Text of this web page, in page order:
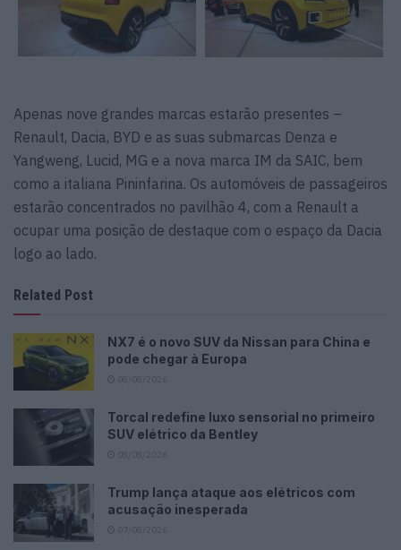
Apenas nove grandes marcas estarão presentes –
Renault, Dacia, BYD e as suas submarcas Denza e
Yangweng, Lucid, MG e a nova marca IM da SAIC, bem
como a italiana Pininfarina. Os automóveis de passageiros
estarão concentrados no pavilhão 4, com a Renault a
ocupar uma posição de destaque com o espaço da Dacia
logo ao lado.
Related Post
NX7 é o novo SUV da Nissan para China e
pode chegar à Europa
Torcal redefine luxo sensorial no primeiro
SUV elétrico da Bentley
Trump lança ataque aos elétricos com
acusação inesperada